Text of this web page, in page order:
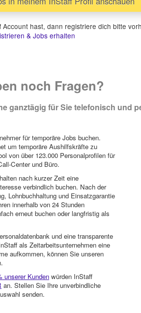
hast, dann registriere dich bitte
& Jobs erhalten
noch Fragen?
ganztägig für Sie telefonisch und
für temporäre Jobs buchen.
um temporäre Aushilfskräfte zu
von über 123.000 Personalprofilen für
Center und Büro.
nach kurzer Zeit eine
verbindlich buchen. Nach der
Lohnbuchhaltung und Einsatzgarantie
innerhalb von 24 Stunden
erneut buchen oder langfristig als
und eine transparente
als Zeitarbeitsunternehmen eine
aufkommen, können Sie unseren
unserer Kunden würden InStaff
an. Stellen Sie Ihre unverbindliche
senden.